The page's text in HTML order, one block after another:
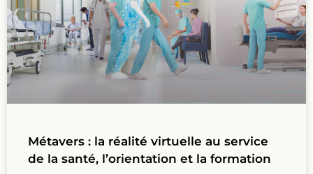
Métavers : la réalité virtuelle au service
de la santé, l’orientation et la formation